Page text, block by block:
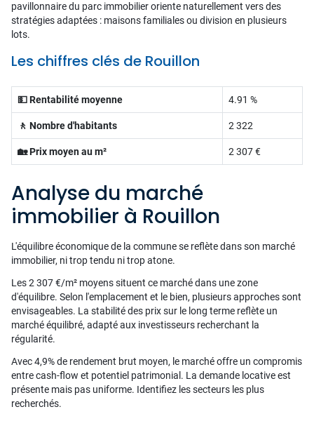
pavillonnaire du parc immobilier oriente naturellement vers des
stratégies adaptées : maisons familiales ou division en plusieurs
lots.
Les chiffres clés de Rouillon
💵 Rentabilité moyenne 4.91 %
🚶 Nombre d'habitants 2 322
🏡 Prix moyen au m² 2 307 €
Analyse du marché
immobilier à Rouillon
L'équilibre économique de la commune se reflète dans son marché
immobilier, ni trop tendu ni trop atone.
Les 2 307 €/m² moyens situent ce marché dans une zone
d'équilibre. Selon l'emplacement et le bien, plusieurs approches sont
envisageables. La stabilité des prix sur le long terme reflète un
marché équilibré, adapté aux investisseurs recherchant la
régularité.
Avec 4,9% de rendement brut moyen, le marché offre un compromis
entre cash-flow et potentiel patrimonial. La demande locative est
présente mais pas uniforme. Identifiez les secteurs les plus
recherchés.